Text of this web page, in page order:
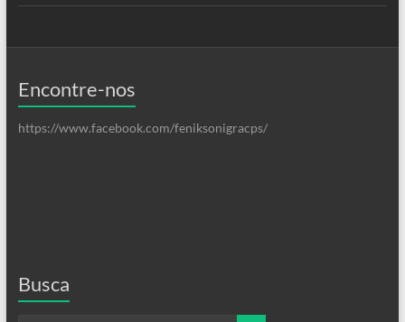
Encontre-nos
https://www.facebook.com/feniksonigracps/
Busca